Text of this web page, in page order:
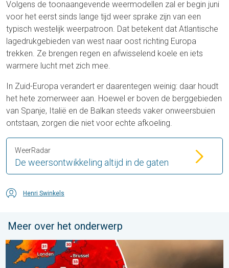
Volgens de toonaangevende weermodellen zal er begin juni
voor het eerst sinds lange tijd weer sprake zijn van een
typisch westelijk weerpatroon. Dat betekent dat Atlantische
lagedrukgebieden van west naar oost richting Europa
trekken. Ze brengen regen en afwisselend koele en iets
warmere lucht met zich mee.
In Zuid-Europa verandert er daarentegen weinig: daar houdt
het hete zomerweer aan. Hoewel er boven de berggebieden
van Spanje, Italië en de Balkan steeds vaker onweersbuien
ontstaan, zorgen die niet voor echte afkoeling.
De weersontwikkeling altijd in de gaten
WeerRadar
Henri Swinkels
Meer over het onderwerp
Ernstige bosbranden in Zuidwest-Europa. Grootschalige